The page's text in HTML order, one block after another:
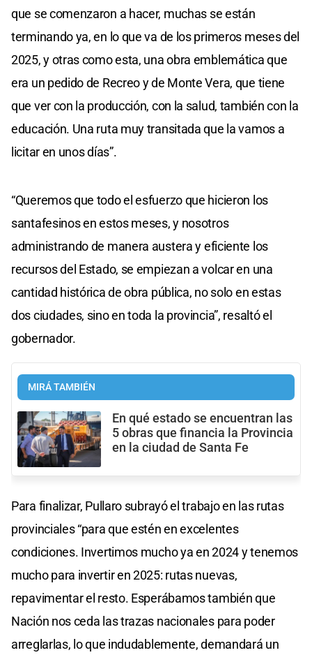
que se comenzaron a hacer, muchas se están
terminando ya, en lo que va de los primeros meses del
2025, y otras como esta, una obra emblemática que
era un pedido de Recreo y de Monte Vera, que tiene
que ver con la producción, con la salud, también con la
educación. Una ruta muy transitada que la vamos a
licitar en unos días”.
“Queremos que todo el esfuerzo que hicieron los
santafesinos en estos meses, y nosotros
administrando de manera austera y eficiente los
recursos del Estado, se empiezan a volcar en una
cantidad histórica de obra pública, no solo en estas
dos ciudades, sino en toda la provincia”, resaltó el
gobernador.
MIRÁ TAMBIÉN
En qué estado se encuentran las
5 obras que financia la Provincia
en la ciudad de Santa Fe
Para finalizar, Pullaro subrayó el trabajo en las rutas
provinciales “para que estén en excelentes
condiciones. Invertimos mucho ya en 2024 y tenemos
mucho para invertir en 2025: rutas nuevas,
repavimentar el resto. Esperábamos también que
Nación nos ceda las trazas nacionales para poder
arreglarlas, lo que indudablemente, demandará un